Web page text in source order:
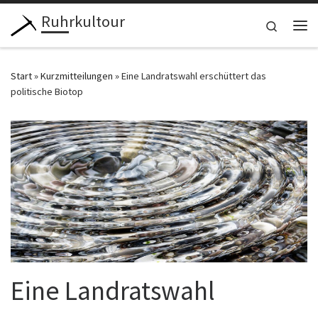
Zum Inhalt springen
Ruhrkultour
Search
Start»Kurzmitteilungen »Eine Landratswahl erschüttert das
politische Biotop
Eine Landratswahl